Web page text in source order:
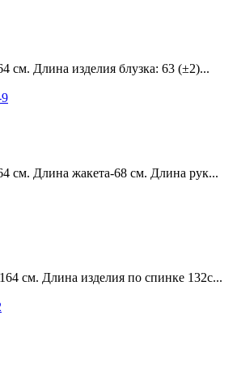
см. Длина изделия блузка: 63 (±2)...
см. Длина жакета-68 см. Длина рук...
см. Длина изделия по спинке 132с...